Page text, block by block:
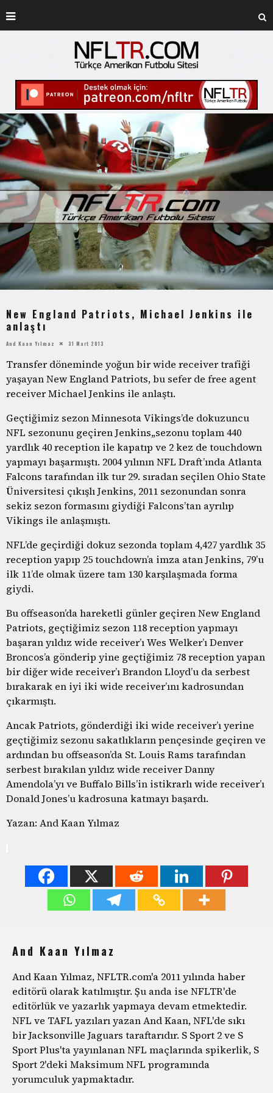
New England Patriots, Michael Jenkins ile
anlaştı
And Kaan Yılmaz 31 Mart 2013
Transfer döneminde yoğun bir wide receiver trafiği
yaşayan New England Patriots, bu sefer de free agent
receiver Michael Jenkins ile anlaştı.
Geçtiğimiz sezon Minnesota Vikings’de dokuzuncu
NFL sezonunu geçiren Jenkins,,sezonu toplam 440
yardlık 40 reception ile kapatıp ve 2 kez de touchdown
yapmayı başarmıştı. 2004 yılının NFL Draft’ında Atlanta
Falcons tarafından ilk tur 29. sıradan seçilen Ohio State
Üniversitesi çıkışlı Jenkins, 2011 sezonundan sonra
sekiz sezon formasını giydiği Falcons’tan ayrılıp
Vikings ile anlaşmıştı.
NFL’de geçirdiği dokuz sezonda toplam 4,427 yardlık 35
reception yapıp 25 touchdown’a imza atan Jenkins, 79’u
ilk 11’de olmak üzere tam 130 karşılaşmada forma
giydi.
Bu offseason’da hareketli günler geçiren New England
Patriots, geçtiğimiz sezon 118 reception yapmayı
başaran yıldız wide receiver’ı Wes Welker’ı Denver
Broncos’a gönderip yine geçtiğimiz 78 reception yapan
bir diğer wide receiver’ı Brandon Lloyd’u da serbest
bırakarak en iyi iki wide receiver’ını kadrosundan
çıkarmıştı.
Ancak Patriots, gönderdiği iki wide receiver’ı yerine
geçtiğimiz sezonu sakatlıkların pençesinde geçiren ve
ardından bu offseason’da St. Louis Rams tarafından
serbest bırakılan yıldız wide receiver Danny
Amendola’yı ve Buffalo Bills’in istikrarlı wide receiver’ı
Donald Jones’u kadrosuna katmayı başardı.
Yazan: And Kaan Yılmaz
And Kaan Yılmaz
And Kaan Yılmaz, NFLTR.com'a 2011 yılında haber
editörü olarak katılmıştır. Şu anda ise NFLTR'de
editörlük ve yazarlık yapmaya devam etmektedir.
NFL ve TAFL yazıları yazan And Kaan, NFL'de sıkı
bir Jacksonville Jaguars taraftarıdır. S Sport 2 ve S
Sport Plus'ta yayınlanan NFL maçlarında spikerlik, S
Sport 2'deki Maksimum NFL programında
yorumculuk yapmaktadır.